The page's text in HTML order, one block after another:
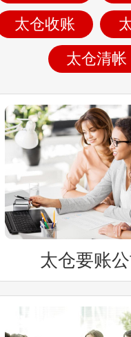
太仓收账
太仓清帐
太仓要账公